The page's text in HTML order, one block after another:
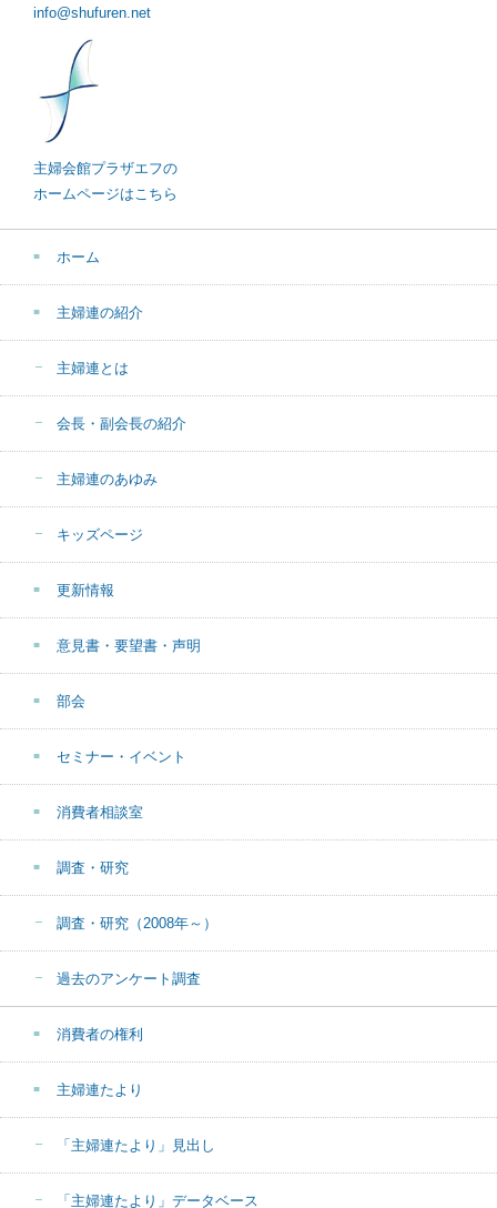
info@shufuren.net
主婦会館プラザエフの
ホームページはこちら
ホーム
主婦連の紹介
主婦連とは
会長・副会長の紹介
主婦連のあゆみ
キッズページ
更新情報
意見書・要望書・声明
部会
セミナー・イベント
消費者相談室
調査・研究
調査・研究（2008年～）
過去のアンケート調査
消費者の権利
主婦連たより
「主婦連たより」見出し
「主婦連たより」データベース